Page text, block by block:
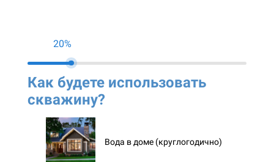
20%
Как будете использовать
скважину?
Вода в доме (круглогодично)